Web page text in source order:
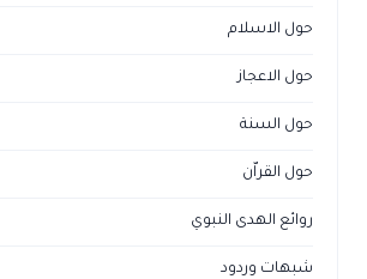
حول الاسلام
حول الاعجاز
حول السنة
حول القراّن
روائع الهدى النبوي
شبهات وردود